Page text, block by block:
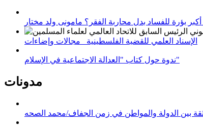
بؤرة للفساد بدل محاربة الفقر؟ مامونى ولد مختار
الإسناد العلمي للقضية الفلسطينية_ مجالات وإضاءات
ندوة حول كتاب "العدالة الاجتماعية في الإسلام"
مدونات
بين الدولة والمواطن في زمن الجفاف/محمد الصحه